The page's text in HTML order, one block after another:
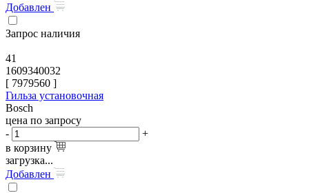
Добавлен
Запрос наличия
41
1609340032
[ 7979560 ]
Гильза установочная
Bosch
цена по запросу
-
+
в корзину
загрузка...
Добавлен